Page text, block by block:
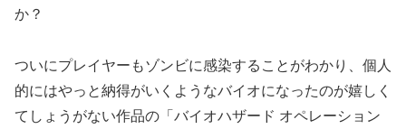
か？
ついにプレイヤーもゾンビに感染することがわかり、個人
的にはやっと納得がいくようなバイオになったのが嬉しく
てしょうがない作品の「バイオハザード オペレーション